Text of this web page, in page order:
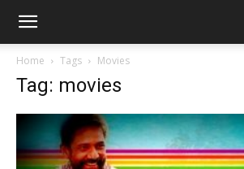
Home Tags Movies
Tag: movies